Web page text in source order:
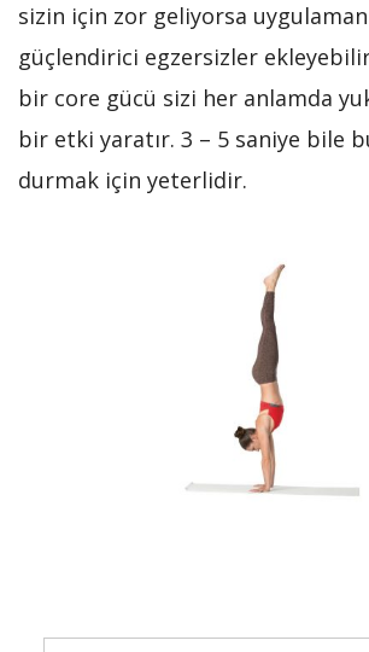
sizin için zor geliyorsa
güçlendirici egzersizler
bir core gücü sizi her anlamda
bir etki yaratır. 3 – 5 saniye bile
durmak için yeterlidir.